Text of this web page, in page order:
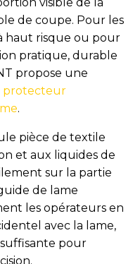
de coupe. Pour les
haut risque ou pour
pratique, durable
propose une
protecteur
.
pièce de textile
et aux liquides de
sur la partie
de lame
les opérateurs en
avec la lame,
pour